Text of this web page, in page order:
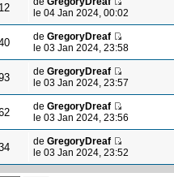
le 04 Jan 2024, 00:02
de GregoryDreaf
le 03 Jan 2024, 23:58
de GregoryDreaf
le 03 Jan 2024, 23:57
de GregoryDreaf
le 03 Jan 2024, 23:56
de GregoryDreaf
le 03 Jan 2024, 23:52